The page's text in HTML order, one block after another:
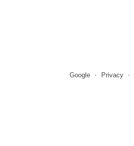
Google Privacy